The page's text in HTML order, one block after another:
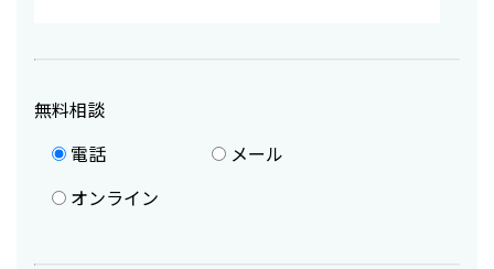
無料相談
電話
メール
オンライン